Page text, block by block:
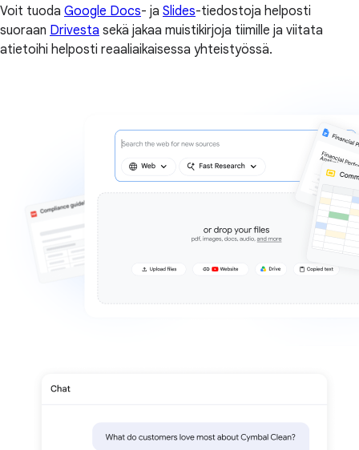
Voit tuoda Google Docs- ja Slides-tiedostoja helposti
suoraan Drivesta sekä jakaa muistikirjoja tiimille ja viitata
atietoihi helposti reaaliaikaisessa yhteistyössä.